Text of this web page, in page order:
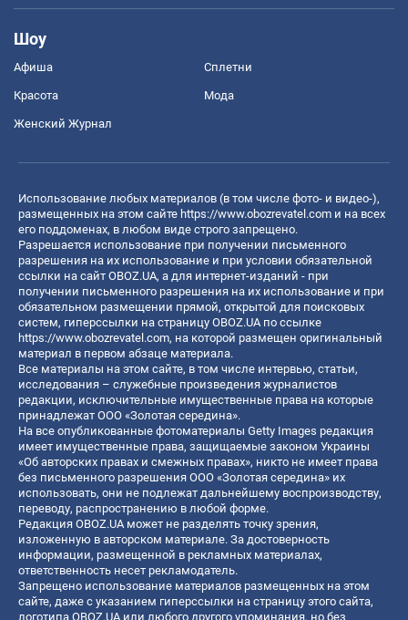
Шоу
Афиша Сплетни
Красота Мода
Женский Журнал
Использование любых материалов (в том числе фото- и видео-),
размещенных на этом сайте https://www.obozrevatel.com и на всех
его поддоменах, в любом виде строго запрещено.
Разрешается использование при получении письменного
разрешения на их использование и при условии обязательной
ссылки на сайт OBOZ.UA, а для интернет-изданий - при
получении письменного разрешения на их использование и при
обязательном размещении прямой, открытой для поисковых
систем, гиперссылки на страницу OBOZ.UA по ссылке
https://www.obozrevatel.com, на которой размещен оригинальный
материал в первом абзаце материала.
Все материалы на этом сайте, в том числе интервью, статьи,
исследования – служебные произведения журналистов
редакции, исключительные имущественные права на которые
принадлежат ООО «Золотая середина».
На все опубликованные фотоматериалы Getty Images редакция
имеет имущественные права, защищаемые законом Украины
«Об авторских правах и смежных правах», никто не имеет права
без письменного разрешения ООО «Золотая середина» их
использовать, они не подлежат дальнейшему воспроизводству,
переводу, распространению в любой форме.
Редакция OBOZ.UA может не разделять точку зрения,
изложенную в авторском материале. За достоверность
информации, размещенной в рекламных материалах,
ответственность несет рекламодатель.
Запрещено использование материалов размещенных на этом
сайте, даже с указанием гиперссылки на страницу этого сайта,
логотипа OBOZ.UA или любого другого упоминания, но без